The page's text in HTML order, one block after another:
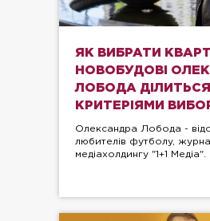
ЯК ВИБРАТИ
НОВОБУДОВІ
ЛОБОДА ДІЛИТЬСЯ
КРИТЕРІЯМИ
Олександра Лобода -
любителів футболу,
медіахолдингу "1+1 Медіа".